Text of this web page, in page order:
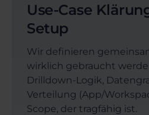
Use-Case
Setup
Wir definieren
wirklich gebraucht
Drilldown-Logik,
Verteilung (App/
Scope, der tragfähig ist.